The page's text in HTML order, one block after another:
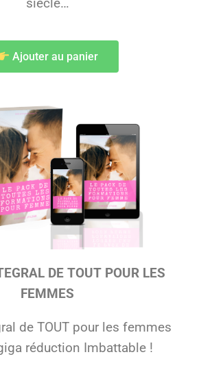
Ajouter au panier
DE TOUT POUR LES
FEMMES
de TOUT pour les femmes
réduction Imbattable !